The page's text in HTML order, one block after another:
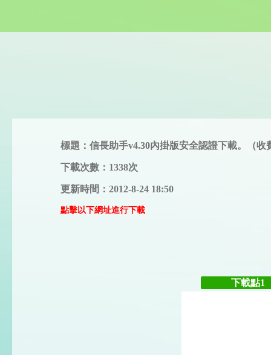
標題：信長助手v4.30內掛版安全認證下載。（收
下載次數：1338次
更新時間：2012-8-24 18:50
點擊以下網址進行下載
下載點1